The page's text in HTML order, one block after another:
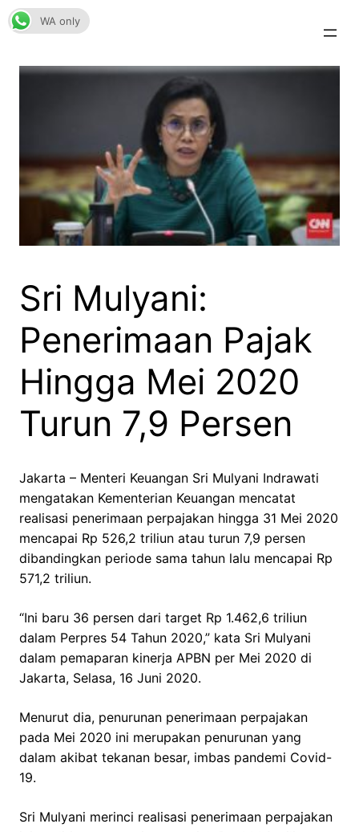
Skip
to
Sri Mulyani:
Penerimaan Pajak
Hingga Mei 2020
Turun 7,9 Persen
Jakarta – Menteri Keuangan Sri Mulyani Indrawati
mengatakan Kementerian Keuangan mencatat
realisasi penerimaan perpajakan hingga 31 Mei 2020
mencapai Rp 526,2 triliun atau turun 7,9 persen
dibandingkan periode sama tahun lalu mencapai Rp
571,2 triliun.
“Ini baru 36 persen dari target Rp 1.462,6 triliun
dalam Perpres 54 Tahun 2020,” kata Sri Mulyani
dalam pemaparan kinerja APBN per Mei 2020 di
Jakarta, Selasa, 16 Juni 2020.
Menurut dia, penurunan penerimaan perpajakan
pada Mei 2020 ini merupakan penurunan yang
dalam akibat tekanan besar, imbas pandemi Covid-
19.
Sri Mulyani merinci realisasi penerimaan perpajakan
WA only